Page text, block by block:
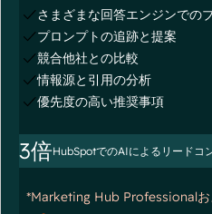
さまざまな回答エンジンでの
プロンプトの追跡と提案
競合他社との比較
情報源と引用の分析
優先度の高い推奨事項
3倍HubSpotでのAIによるリードコ
*Marketing Hub Professional